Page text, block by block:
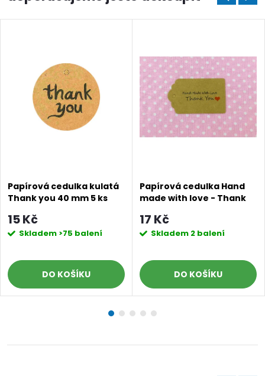
Papírová cedulka kulatá
Thank you 40 mm 5 ks
15 Kč
Skladem >75 balení
DO KOŠÍKU
Papírová cedulka Hand
made with love - Thank
17 Kč
Skladem 2 balení
DO KOŠÍKU